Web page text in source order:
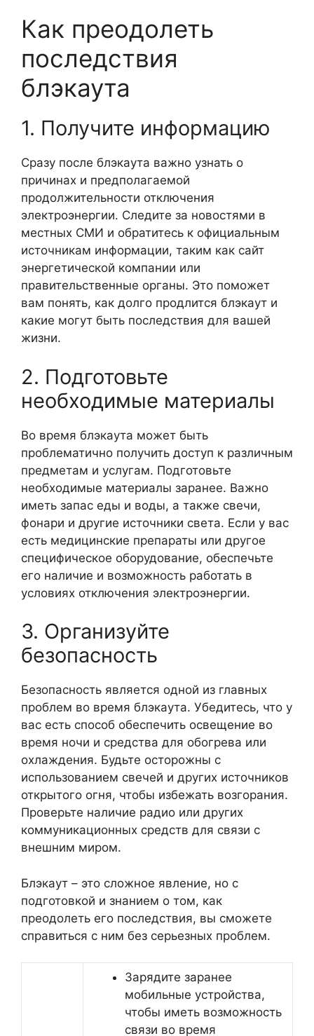
Как преодолеть
последствия
блэкаута
1. Получите информацию
Сразу после блэкаута важно узнать о
причинах и предполагаемой
продолжительности отключения
электроэнергии. Следите за новостями в
местных СМИ и обратитесь к официальным
источникам информации, таким как сайт
энергетической компании или
правительственные органы. Это поможет
вам понять, как долго продлится блэкаут и
какие могут быть последствия для вашей
жизни.
2. Подготовьте
необходимые материалы
Во время блэкаута может быть
проблематично получить доступ к различным
предметам и услугам. Подготовьте
необходимые материалы заранее. Важно
иметь запас еды и воды, а также свечи,
фонари и другие источники света. Если у вас
есть медицинские препараты или другое
специфическое оборудование, обеспечьте
его наличие и возможность работать в
условиях отключения электроэнергии.
3. Организуйте
безопасность
Безопасность является одной из главных
проблем во время блэкаута. Убедитесь, что у
вас есть способ обеспечить освещение во
время ночи и средства для обогрева или
охлаждения. Будьте осторожны с
использованием свечей и других источников
открытого огня, чтобы избежать возгорания.
Проверьте наличие радио или других
коммуникационных средств для связи с
внешним миром.
Блэкаут – это сложное явление, но с
подготовкой и знанием о том, как
преодолеть его последствия, вы сможете
справиться с ним без серьезных проблем.
Зарядите заранее
мобильные устройства,
чтобы иметь возможность
связи во время